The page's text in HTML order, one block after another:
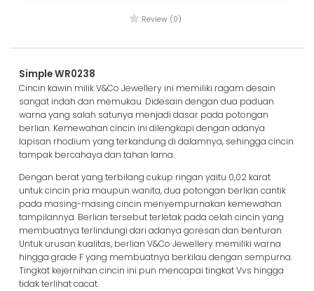
Review (0)
Simple WR0238
Cincin kawin milik V&Co Jewellery ini memiliki ragam desain
sangat indah dan memukau. Didesain dengan dua paduan
warna yang salah satunya menjadi dasar pada potongan
berlian. Kemewahan cincin ini dilengkapi dengan adanya
lapisan rhodium yang terkandung di dalamnya, sehingga cincin
tampak bercahaya dan tahan lama.
Dengan berat yang terbilang cukup ringan yaitu 0,02 karat
untuk cincin pria maupun wanita, dua potongan berlian cantik
pada masing-masing cincin menyempurnakan kemewahan
tampilannya. Berlian tersebut terletak pada celah cincin yang
membuatnya terlindungi dari adanya goresan dan benturan.
Untuk urusan kualitas, berlian V&Co Jewellery memiliki warna
hingga grade F yang membuatnya berkilau dengan sempurna.
Tingkat kejernihan cincin ini pun mencapai tingkat Vvs hingga
tidak terlihat cacat.